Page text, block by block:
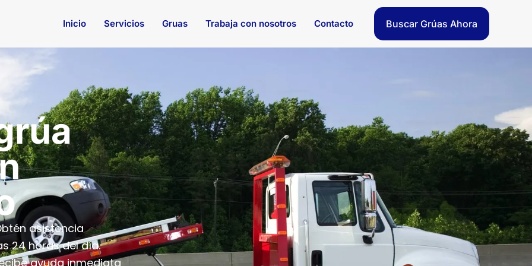
Inicio Servicios Gruas Trabaja con nosotros Contacto Buscar Grúas Ahora
asistencia
24 horas del día.
ayuda inmediata